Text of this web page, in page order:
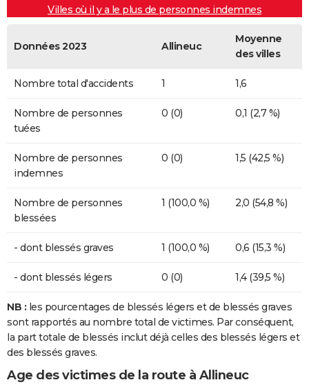
Villes où il y a le plus de personnes indemnes
Données 2023 Allineuc
Moyenne
des villes
Nombre total d'accidents 1 1,6
Nombre de personnes
tuées
0 (0) 0,1 (2,7 %)
Nombre de personnes
indemnes
0 (0) 1,5 (42,5 %)
Nombre de personnes
blessées
1 (100,0 %) 2,0 (54,8 %)
- dont blessés graves 1 (100,0 %) 0,6 (15,3 %)
- dont blessés légers 0 (0) 1,4 (39,5 %)
NB : les pourcentages de blessés légers et de blessés graves
sont rapportés au nombre total de victimes. Par conséquent,
la part totale de blessés inclut déjà celles des blessés légers et
des blessés graves.
Age des victimes de la route à Allineuc